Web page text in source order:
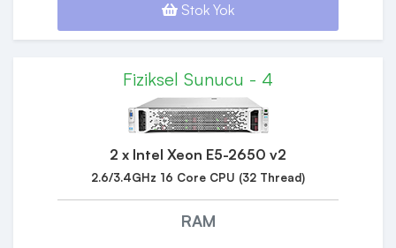
Stok Yok
Fiziksel Sunucu - 4
2 x Intel Xeon E5-2650 v2
2.6/3.4GHz 16 Core CPU (32 Thread)
RAM